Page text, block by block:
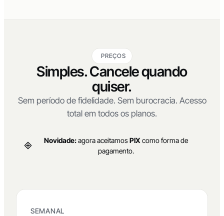
PREÇOS
Simples. Cancele quando
quiser.
Sem período de fidelidade. Sem burocracia. Acesso
total em todos os planos.
Novidade:agora aceitamosPIX como forma de
pagamento.
SEMANAL